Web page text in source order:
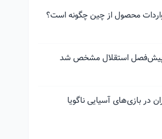
محصول از چین چگونه است؟
استقلال مشخص شد
در بازی‌های آسیایی ناگویا